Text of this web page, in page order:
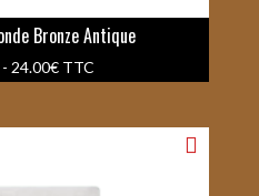
Bronze Antique
24.00€TTC